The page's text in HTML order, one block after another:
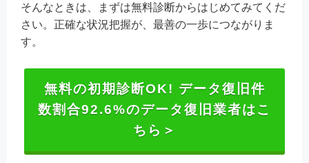
そんなときは、まずは無料診断からはじめてみてくだ
さい。正確な状況把握が、最善の一歩につながりま
す。
無料の初期診断OK! データ復旧件
数割合92.6%のデータ復旧業者はこ
ちら＞